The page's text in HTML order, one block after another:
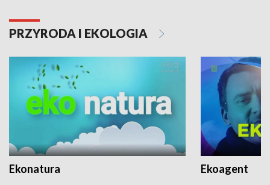
PRZYRODA I EKOLOGIA
Ekonatura Ekoagent